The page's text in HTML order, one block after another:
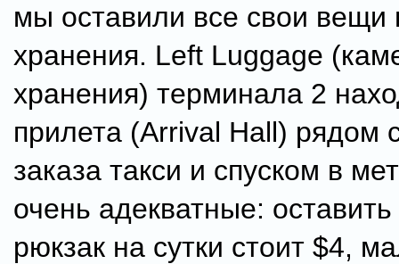
мы оставили все свои вещи
хранения. Left Luggage
хранения) терминала 2
прилета (Arrival Hall) рядом
заказа такси и спуском в
очень адекватные:
рюкзак на сутки стоит $4,